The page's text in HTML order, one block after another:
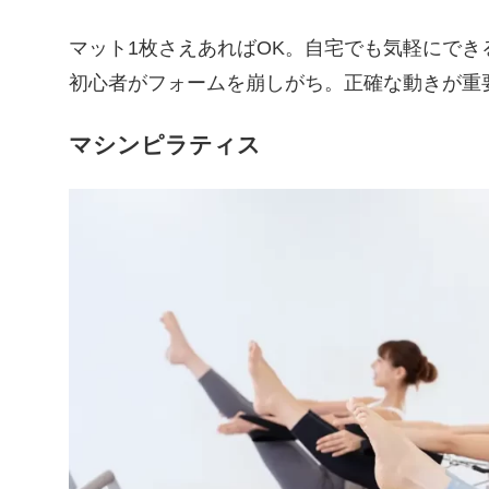
マット1枚さえあればOK。自宅でも気軽にで
初心者がフォームを崩しがち。正確な動きが
マシンピラティス